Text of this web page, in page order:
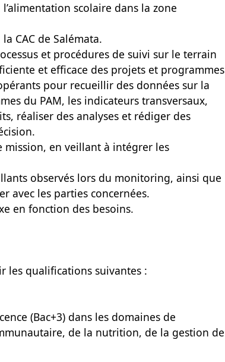
scolaire dans la zone
CAC de Salémata.
et procédures de suivi sur le terrain
et efficace des projets et programmes
pour recueillir des données sur la
du PAM, les indicateurs transversaux,
réaliser des analyses et rédiger des
mission, en veillant à intégrer les
observés lors du monitoring, ainsi que
avec les parties concernées.
en fonction des besoins.
les qualifications suivantes :
(Bac+3) dans les domaines de
de la nutrition, de la gestion de